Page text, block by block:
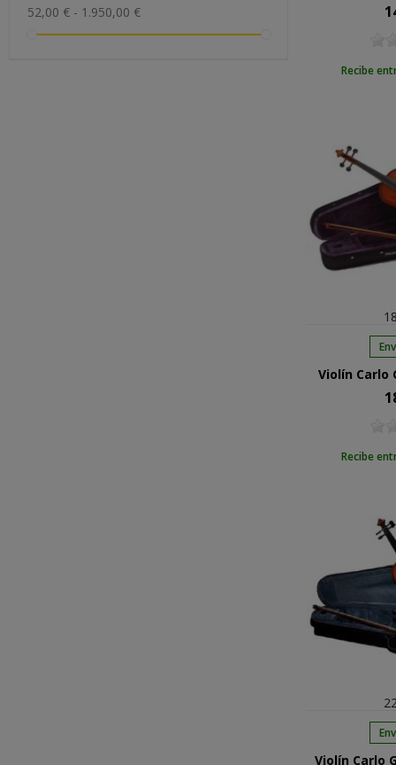
52,00 € - 1.950,00 €
Recibe
Violín Carlo
Recibe
Violín Carlo